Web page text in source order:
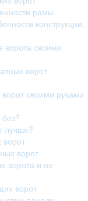
рамы
конструкции,
ворота своими
ворот
своими руками
лучше?
ворот
ворот
ворота и не
ворот